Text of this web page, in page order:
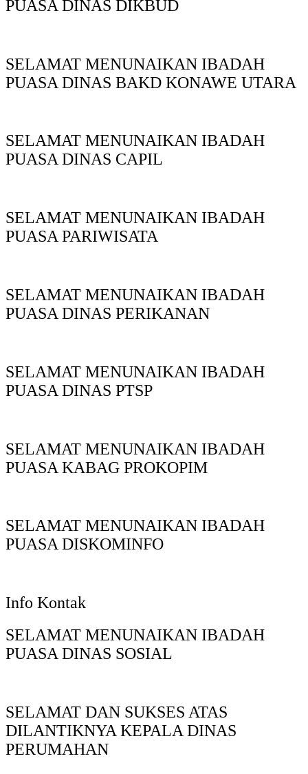
PUASA DINAS DIKBUD
SELAMAT MENUNAIKAN IBADAH
PUASA DINAS BAKD KONAWE UTARA
SELAMAT MENUNAIKAN IBADAH
PUASA DINAS CAPIL
SELAMAT MENUNAIKAN IBADAH
PUASA PARIWISATA
SELAMAT MENUNAIKAN IBADAH
PUASA DINAS PERIKANAN
SELAMAT MENUNAIKAN IBADAH
PUASA DINAS PTSP
SELAMAT MENUNAIKAN IBADAH
PUASA KABAG PROKOPIM
SELAMAT MENUNAIKAN IBADAH
PUASA DISKOMINFO
Info Kontak
SELAMAT MENUNAIKAN IBADAH
PUASA DINAS SOSIAL
SELAMAT DAN SUKSES ATAS
DILANTIKNYA KEPALA DINAS
PERUMAHAN